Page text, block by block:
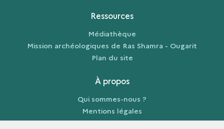
Ressources
Médiathèque
Mission archéologiques de Ras Shamra - Ougarit
Plan du site
À propos
Qui sommes-nous ?
Mentions légales
Crédits